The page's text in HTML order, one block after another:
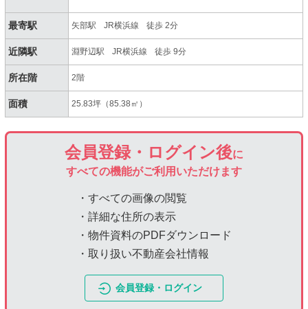
最寄駅 矢部駅 JR横浜線 徒歩 2分
近隣駅 淵野辺駅 JR横浜線 徒歩 9分
所在階 2階
面積 25.83坪（85.38㎡）
会員登録・ログイン後に
すべての機能がご利用いただけます
・すべての画像の閲覧
・詳細な住所の表示
・物件資料のPDFダウンロード
・取り扱い不動産会社情報
会員登録・ログイン